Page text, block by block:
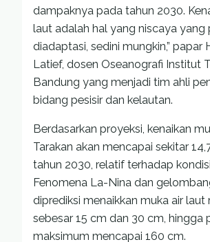
dampaknya pada tahun 2030.
laut adalah hal yang niscaya yang
diadaptasi, sedini mungkin,” papar
Latief, dosen Oseanografi Institut
Bandung yang menjadi tim ahli
bidang pesisir dan kelautan.
Berdasarkan proyeksi, kenaikan
Tarakan akan mencapai sekitar
tahun 2030, relatif terhadap
Fenomena La-Nina dan
diprediksi menaikkan muka air laut
sebesar 15 cm dan 30 cm, hingga
maksimum mencapai 160 cm.